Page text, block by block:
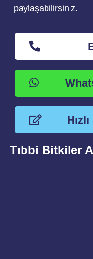
paylaşabilirsiniz.
Tıbbi Bitkiler